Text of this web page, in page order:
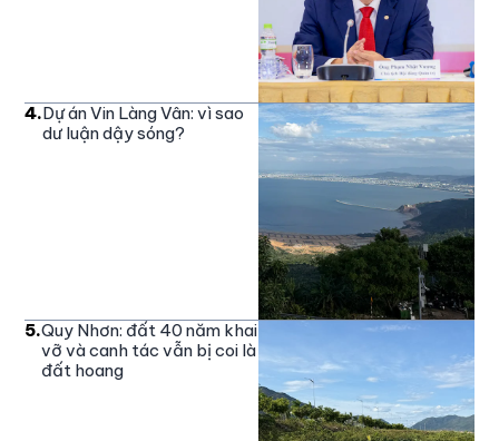
4.Dự án Vin Làng Vân: vì sao
dư luận dậy sóng?
5.Quy Nhơn: đất 40 năm khai
vỡ và canh tác vẫn bị coi là
đất hoang